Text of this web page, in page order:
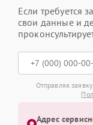
Если требуется
свои данные и
Отправляя
Адрес